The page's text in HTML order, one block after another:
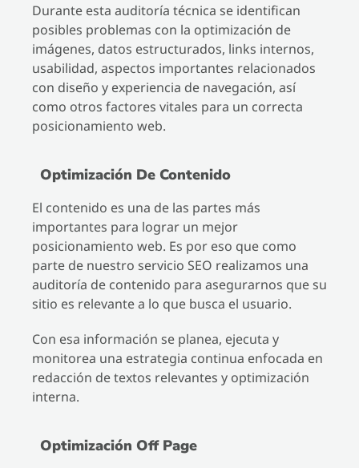
Durante esta auditoría técnica se identifican
posibles problemas con la optimización de
imágenes, datos estructurados, links internos,
usabilidad, aspectos importantes relacionados
con diseño y experiencia de navegación, así
como otros factores vitales para un correcta
posicionamiento web.
Optimización De Contenido
El contenido es una de las partes más
importantes para lograr un mejor
posicionamiento web. Es por eso que como
parte de nuestro servicio SEO realizamos una
auditoría de contenido para asegurarnos que su
sitio es relevante a lo que busca el usuario.
Con esa información se planea, ejecuta y
monitorea una estrategia continua enfocada en
redacción de textos relevantes y optimización
interna.
Optimización Off Page